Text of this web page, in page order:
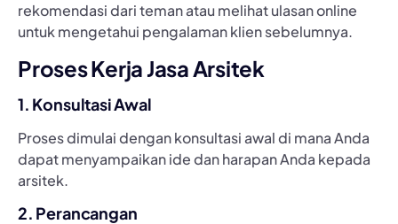
rekomendasi dari teman atau melihat ulasan online
untuk mengetahui pengalaman klien sebelumnya.
Proses Kerja Jasa Arsitek
1. Konsultasi Awal
Proses dimulai dengan konsultasi awal di mana Anda
dapat menyampaikan ide dan harapan Anda kepada
arsitek.
2. Perancangan